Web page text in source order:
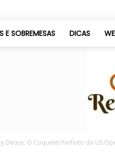
E SOBREMESAS DICAS
Deuce: O Coquetel Perfeito do US